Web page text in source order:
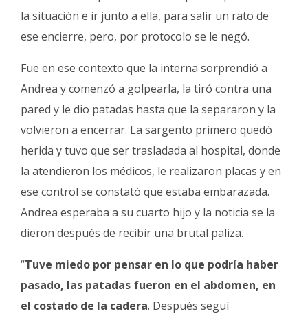
la situación e ir junto a ella, para salir un rato de
ese encierre, pero, por protocolo se le negó.
Fue en ese contexto que la interna sorprendió a
Andrea y comenzó a golpearla, la tiró contra una
pared y le dio patadas hasta que la separaron y la
volvieron a encerrar. La sargento primero quedó
herida y tuvo que ser trasladada al hospital, donde
la atendieron los médicos, le realizaron placas y en
ese control se constató que estaba embarazada.
Andrea esperaba a su cuarto hijo y la noticia se la
dieron después de recibir una brutal paliza.
“Tuve miedo por pensar en lo que podría haber
pasado, las patadas fueron en el abdomen, en
el costado de la cadera. Después seguí